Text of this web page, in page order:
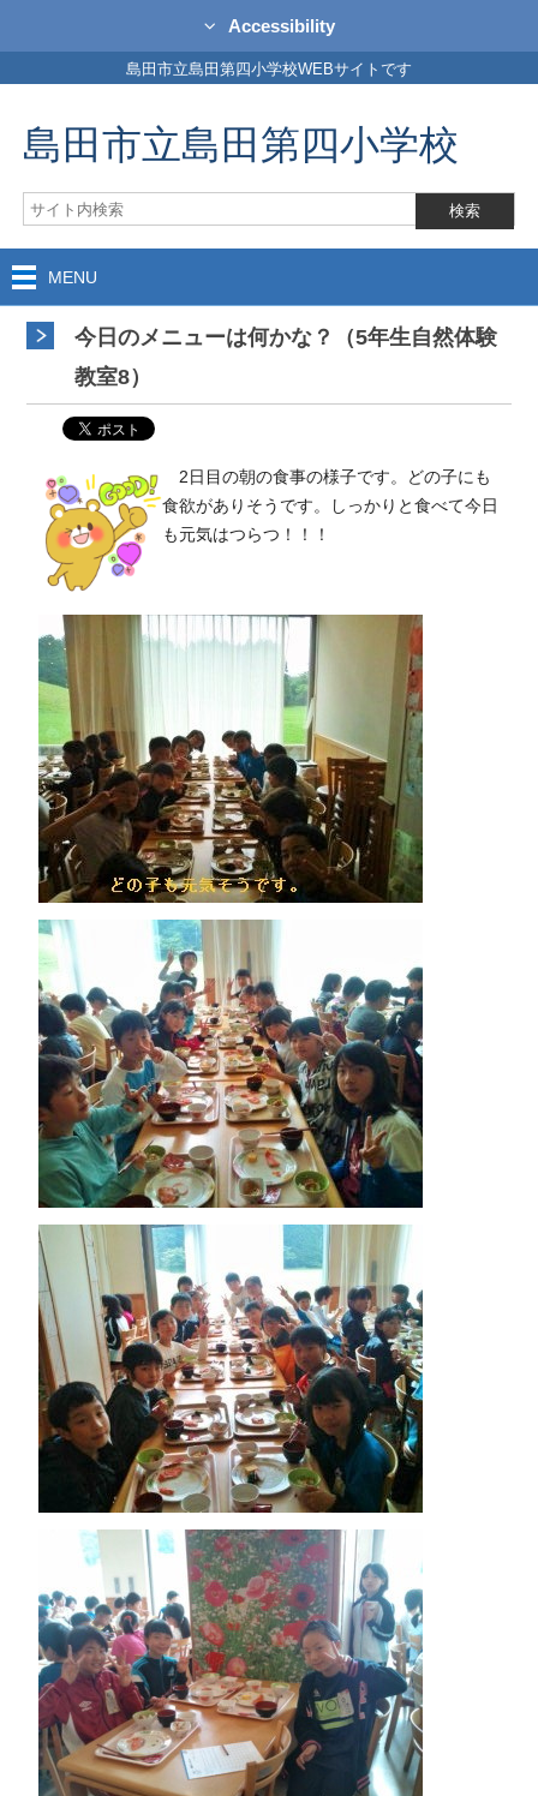
Accessibility
島田市立島田第四小学校WEBサイトです
島田市立島田第四小学校
MENU
今日のメニューは何かな？（5年生自然体験
教室8）
2日目の朝の食事の様子です。どの子にも
食欲がありそうです。しっかりと食べて今日
も元気はつらつ！！！